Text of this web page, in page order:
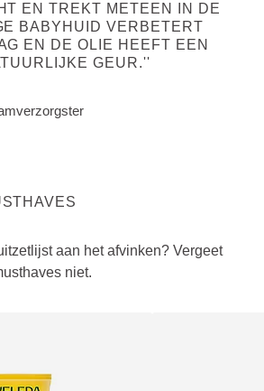
EN TREKT METEEN IN DE
BABYHUID VERBETERT
EN DE OLIE HEEFT EEN
GEUR.''
aan het afvinken? Vergeet
niet.